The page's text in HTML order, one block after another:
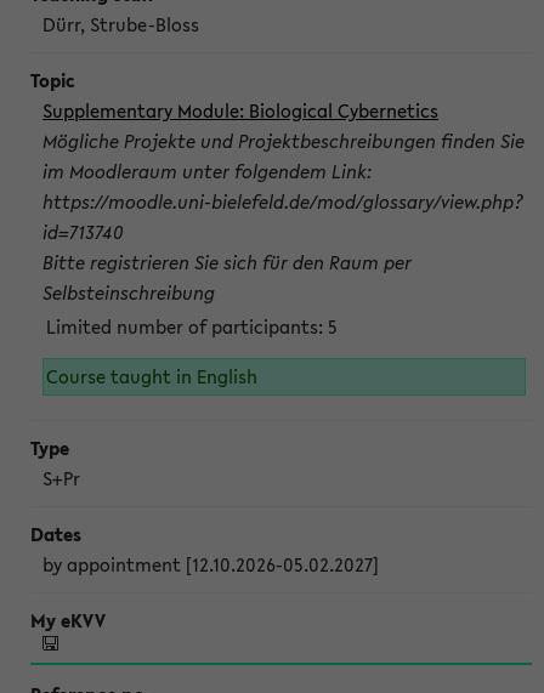
Dürr, Strube-Bloss
Supplementary Module: Biological Cybernetics
Mögliche Projekte und Projektbeschreibungen finden Sie
im Moodleraum unter folgendem Link:
https://moodle.uni-bielefeld.de/mod/glossary/view.php?
id=713740
Bitte registrieren Sie sich für den Raum per
Selbsteinschreibung
Limited number of participants: 5
Course taught in English
S+Pr
by appointment [12.10.2026-05.02.2027]